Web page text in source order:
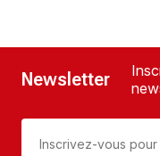
Newsletter